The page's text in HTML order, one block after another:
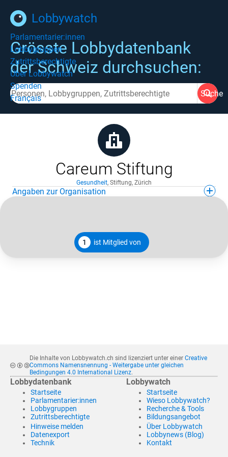
Lobbywatch
Parlamentarier:innen
Lobbygruppen
Zutrittsberechtigte
Über Lobbywatch
Spenden
Français
Grösste Lobbydatenbank
der Schweiz durchsuchen:
Suche
Careum Stiftung
Gesundheit, Stiftung, Zürich
Angaben zur Organisation
1 ist Mitglied von
Die Inhalte von Lobbywatch.ch sind lizenziert unter einer Creative
Commons Namensnennung - Weitergabe unter gleichen
Bedingungen 4.0 International Lizenz.
Lobbydatenbank
Startseite
Parlamentarier:innen
Lobbygruppen
Zutrittsberechtigte
Hinweise melden
Datenexport
Technik
Lobbywatch
Startseite
Wieso Lobbywatch?
Recherche & Tools
Bildungsangebot
Über Lobbywatch
Lobbynews (Blog)
Kontakt